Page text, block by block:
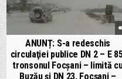
ANUNȚ: S-a redeschis
circulaţiei publice DN 2 – E
tronsonul Focşani – limită
Buzău şi DN 23, Focşani –